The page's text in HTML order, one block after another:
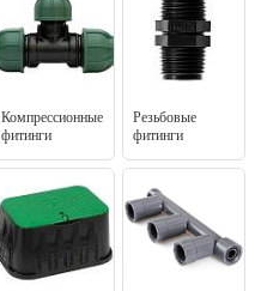
Компрессионные
фитинги
Резьбовые
фитинги